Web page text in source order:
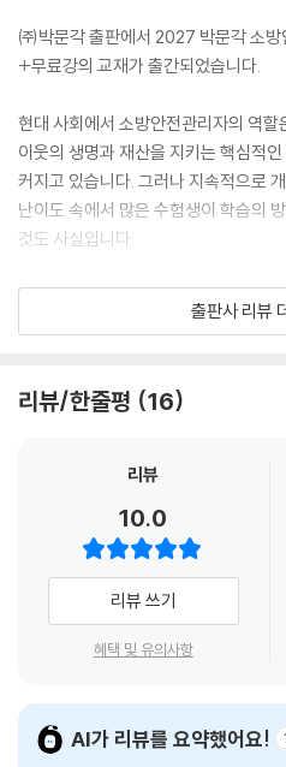
㈜박문각 출판에서 2027 박문각 소
+무료강의 교재가 출간되었습니다.
현대 사회에서 소방안전관리자의 역할
이웃의 생명과 재산을 지키는 핵심적
커지고 있습니다. 그러나 지속적으로
난이도 속에서 많은 수험생이 학습의
것도 사실입니다.
본 교재는 이러한 고민을 해결하고, 가
할 수 있도록 다음과 같은 원칙 아래 기
3. 학습 효과를 높이는 핵심 중심 해설
바라며, 여러분의 노력과 이 교재가 만
심으로 기원합니다.
출판사 리뷰
리뷰/한줄평 16
리뷰
10.0
리뷰 쓰기
혜택 및 유의사항
AI가 리뷰를 요약했어요!